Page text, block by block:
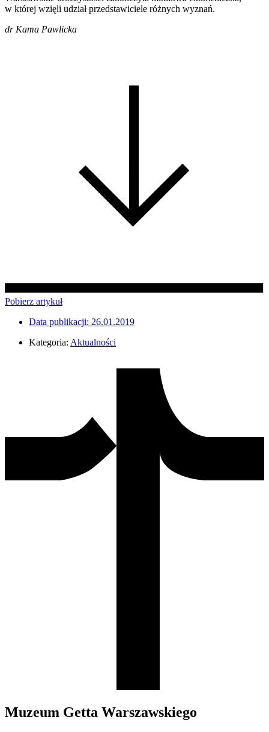
w której wzięli udział przedstawiciele różnych wyznań.
dr Kama Pawlicka
Pobierz artykuł
Data publikacji: 26.01.2019
Kategoria: Aktualności
Muzeum Getta Warszawskiego